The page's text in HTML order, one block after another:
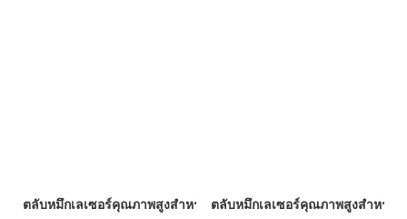
ตลับหมึกเลเซอร์คุณภาพสูงสำหรับ OKI รุ่น B410 Black
ตลับหมึกเลเซอร์คุณภาพสูงสำหรับ